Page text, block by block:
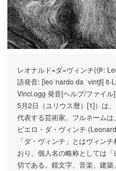
レオナルド=ダ=ヴィンチ(伊:
語発音: [leoˈnardo da ˈvintʃi]
Vinci.ogg 発音[ヘルプ/ファイ
5月2日（ユリウス暦）[1]）は
代表する芸術家。フルネームは
ピエロ・ダ・ヴィンチ
「ダ・ヴィンチ」とはヴィン
おり、個人名の略称としては
切である。鏡文字、音楽、建